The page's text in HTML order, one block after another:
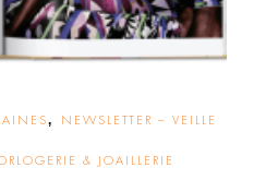
, NEWSLETTER – VEILLE
& JOAILLERIE